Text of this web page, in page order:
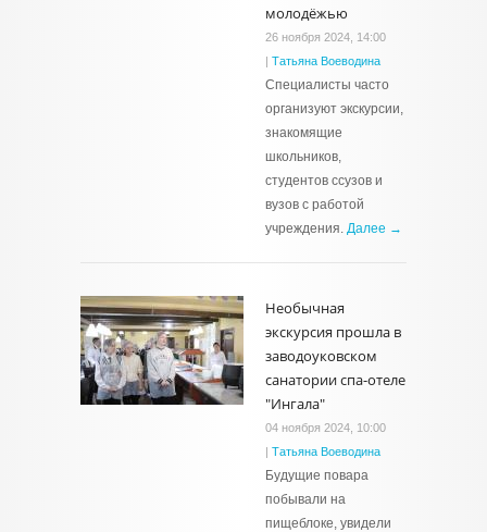
молодёжью
26 ноября 2024, 14:00
| Татьяна Воеводина
Специалисты часто
организуют экскурсии,
знакомящие
школьников,
студентов ссузов и
вузов с работой
учреждения. Далее →
Необычная
экскурсия прошла в
заводоуковском
санатории спа-отеле
"Ингала"
04 ноября 2024, 10:00
| Татьяна Воеводина
Будущие повара
побывали на
пищеблоке, увидели